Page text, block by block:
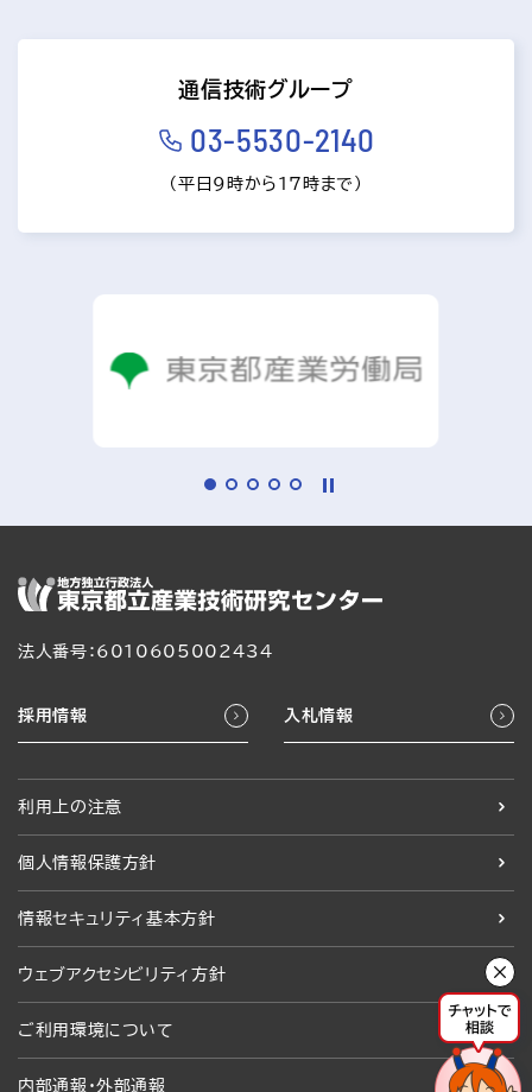
通信技術グループ
03-5530-2140
（平日9時から17時まで）
法人番号：6010605002434
採用情報 入札情報
利用上の注意
個人情報保護方針
情報セキュリティ基本方針
ウェブアクセシビリティ方針
ご利用環境について
内部通報・外部通報